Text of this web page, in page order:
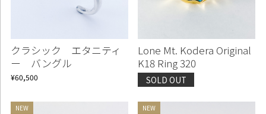
クラシック エタニティ
ー バングル
¥60,500
Lone Mt. Kodera Original
K18 Ring 320
SOLD OUT